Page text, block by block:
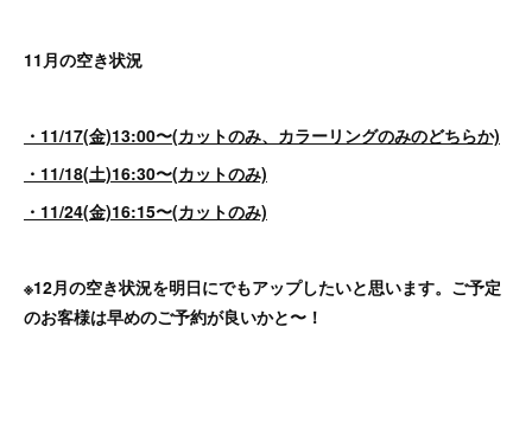
11月の空き状況
・11/17(金)13:00〜(カットのみ、カラーリングのみのどちらか)
・11/18(土)16:30〜(カットのみ)
・11/24(金)16:15〜(カットのみ)
※12月の空き状況を明日にでもアップしたいと思います。ご予定
のお客様は早めのご予約が良いかと〜！